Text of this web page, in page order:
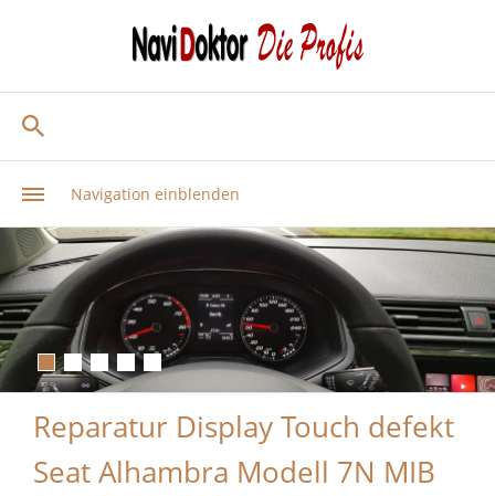
Navigation einblenden
Reparatur Display Touch defekt
Seat Alhambra Modell 7N MIB